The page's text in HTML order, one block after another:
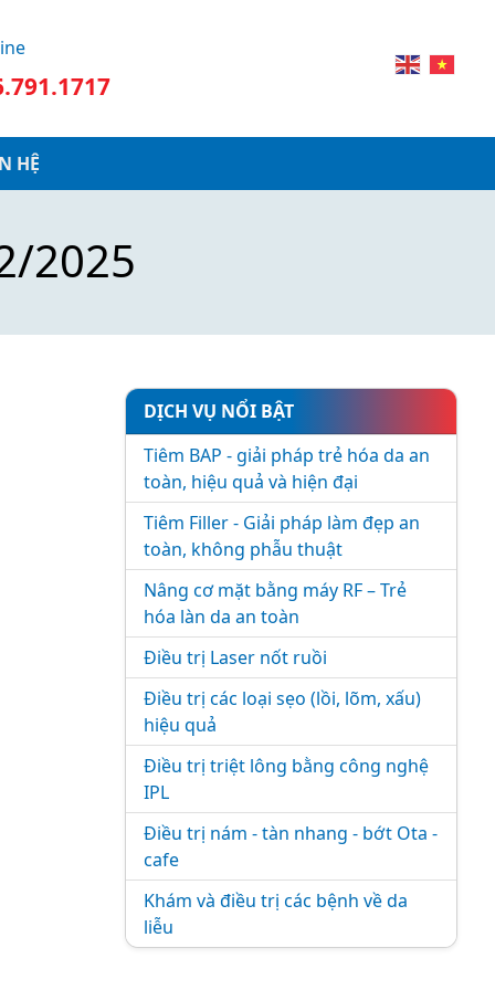
HỆ
2025
DỊCH VỤ NỔI BẬT
Tiêm BAP - giải pháp trẻ hóa da an
toàn, hiệu quả và hiện đại
Tiêm Filler - Giải pháp làm đẹp an
toàn, không phẫu thuật
Nâng cơ mặt bằng máy RF – Trẻ
hóa làn da an toàn
Điều trị Laser nốt ruồi
Điều trị các loại sẹo (lồi, lõm, xấu)
hiệu quả
Điều trị triệt lông bằng công nghệ
IPL
Điều trị nám - tàn nhang - bớt Ota -
cafe
Khám và điều trị các bệnh về da
liễu